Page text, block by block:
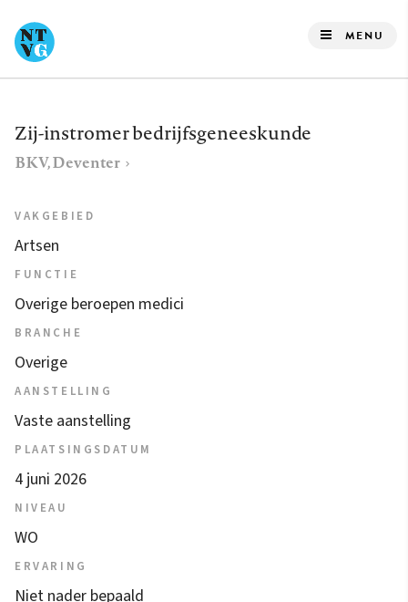
naar
de
gaan
MENU
Zij-instromer bedrijfsgeneeskunde
BKV, Deventer
VAKGEBIED
Artsen
FUNCTIE
Overige beroepen medici
BRANCHE
Overige
AANSTELLING
Vaste aanstelling
PLAATSINGSDATUM
4 juni 2026
NIVEAU
WO
ERVARING
Niet nader bepaald